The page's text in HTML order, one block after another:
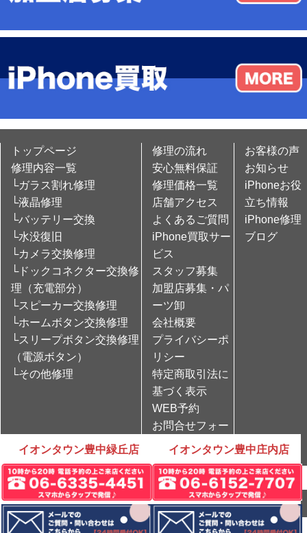
イオンタウン豊中緑丘店 イオンタウン豊中庄内店
トップページ
修理内容一覧
└ガラス割れ修理
└液晶修理
└バッテリー交換
└水没復旧
└カメラ交換修理
└ドックコネクター交換修
理（充電部分）
└スピーカー交換修理
└ホームボタン交換修理
└スリープボタン交換修理
（電源ボタン）
└その他修理
修理の流れ
安心無料保証
修理価格一覧
店舗アクセス
よくあるご質問
iPhone買取サー
ビス
スタッフ募集
加盟店募集・パ
ーツ卸
会社概要
プライバシーポ
リシー
特定商取引法に
基づく表示
WEB予約
お問合せフォー
お客様の声
お知らせ
iPhoneお役
立ち情報
iPhone修理
ブログ
Copyright © iPhone修理のCare Mobile All rights Reserved.